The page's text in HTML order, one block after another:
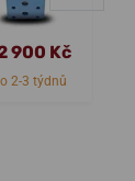
900 Kč
2-3 týdnů